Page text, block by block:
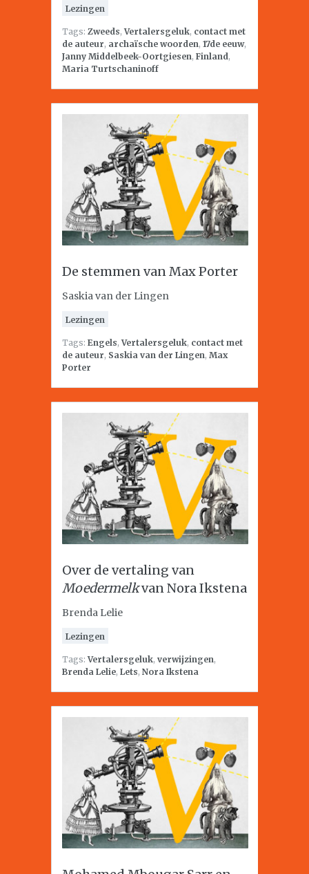
Lezingen
Tags: Zweeds,Vertalersgeluk, contact met
de auteur, archaïsche woorden, 17de eeuw,
Janny Middelbeek-Oortgiesen, Finland,
Maria Turtschaninoff
De stemmen van Max Porter
Saskia van der Lingen
Lezingen
Tags: Engels,Vertalersgeluk, contact met
de auteur, Saskia van der Lingen, Max
Porter
Over de vertaling van
Moedermelkvan Nora Ikstena
Brenda Lelie
Lezingen
Tags:Vertalersgeluk, verwijzingen,
Brenda Lelie, Lets, Nora Ikstena